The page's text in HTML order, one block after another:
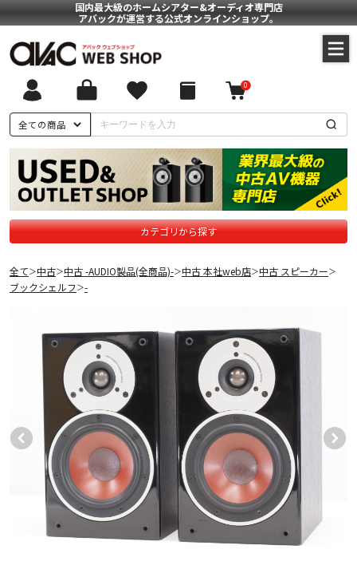
国内最大級のホームシアター&オーディオ専門店
アバックが運営する公式オンラインショップ。
全ての商品
0
カテゴリから探す
全て＞中古＞中古 -AUDIO製品(全商品)-＞中古 本社web店＞中古 スピーカー＞
ブックシェルフ＞-